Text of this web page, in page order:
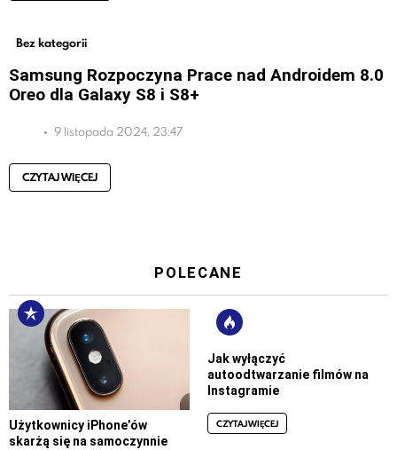
Bez kategorii
Samsung Rozpoczyna Prace nad Androidem 8.0
Oreo dla Galaxy S8 i S8+
9 listopada 2024, 23:47
CZYTAJ WIĘCEJ
POLECANE
Użytkownicy iPhone’ów
skarżą się na samoczynnie
Jak wyłączyć
autoodtwarzanie filmów na
Instagramie
CZYTAJ WIĘCEJ